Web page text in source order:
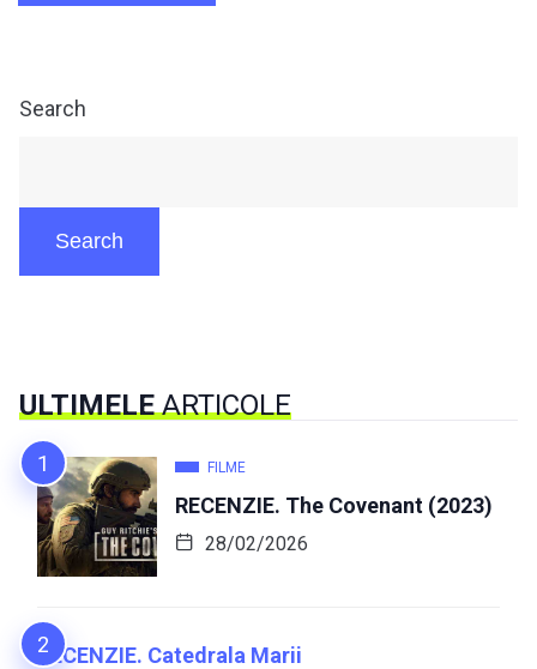
Search
Search
ULTIMELEARTICOLE
FILME
RECENZIE. The Covenant (2023)
28/02/2026
RECENZIE. Catedrala Marii